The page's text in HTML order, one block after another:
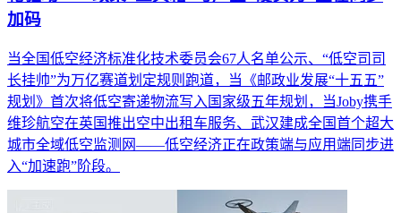
加码
当全国低空经济标准化技术委员会67人名单公示、“低空司司
长挂帅”为万亿赛道划定规则跑道，当《邮政业发展“十五五”
规划》首次将低空寄递物流写入国家级五年规划，当Joby携手
维珍航空在英国推出空中出租车服务、武汉建成全国首个超大
城市全域低空监测网——低空经济正在政策端与应用端同步进
入“加速跑”阶段。